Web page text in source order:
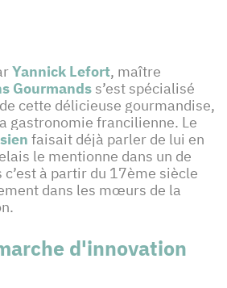
Yannick Lefort, maître
Gourmands s’est spécialisé
cette délicieuse gourmandise,
gastronomie francilienne. Le
faisait déjà parler de lui en
le mentionne dans un de
à partir du 17ème siècle
dans les mœurs de la
d'innovation